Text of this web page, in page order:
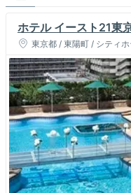
ホテル イースト21東
東京都 / 東陽町 / シティ